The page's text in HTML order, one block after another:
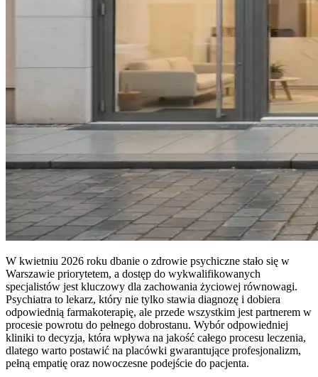
W kwietniu 2026 roku dbanie o zdrowie psychiczne stało się w
Warszawie priorytetem, a dostęp do wykwalifikowanych
specjalistów jest kluczowy dla zachowania życiowej równowagi.
Psychiatra to lekarz, który nie tylko stawia diagnozę i dobiera
odpowiednią farmakoterapię, ale przede wszystkim jest partnerem w
procesie powrotu do pełnego dobrostanu. Wybór odpowiedniej
kliniki to decyzja, która wpływa na jakość całego procesu leczenia,
dlatego warto postawić na placówki gwarantujące profesjonalizm,
pełną empatię oraz nowoczesne podejście do pacjenta.